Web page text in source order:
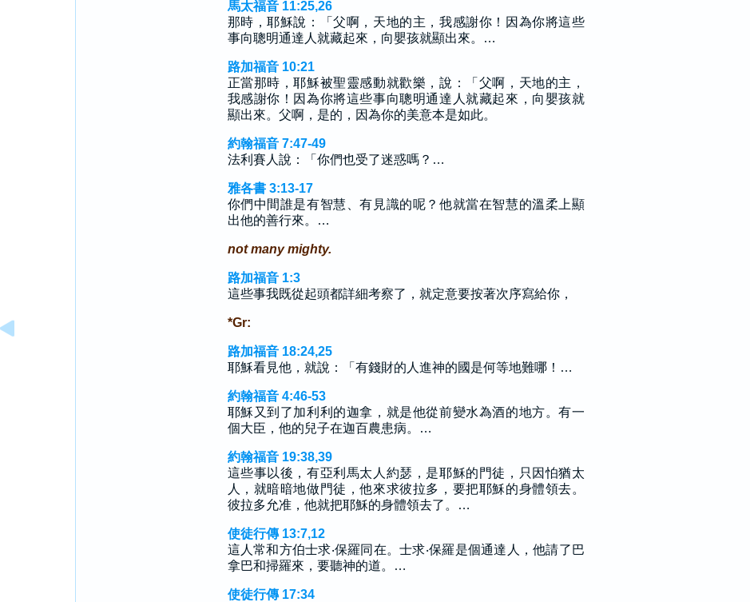
馬太福音 11:25,26
那時，耶穌說：「父啊，天地的主，我感謝你！因為你將這些
事向聰明通達人就藏起來，向嬰孩就顯出來。…
路加福音 10:21
正當那時，耶穌被聖靈感動就歡樂，說：「父啊，天地的主，
我感謝你！因為你將這些事向聰明通達人就藏起來，向嬰孩就
顯出來。父啊，是的，因為你的美意本是如此。
約翰福音 7:47-49
法利賽人說：「你們也受了迷惑嗎？…
雅各書 3:13-17
你們中間誰是有智慧、有見識的呢？他就當在智慧的溫柔上顯
出他的善行來。…
not many mighty.
路加福音 1:3
這些事我既從起頭都詳細考察了，就定意要按著次序寫給你，
*Gr:
路加福音 18:24,25
耶穌看見他，就說：「有錢財的人進神的國是何等地難哪！…
約翰福音 4:46-53
耶穌又到了加利利的迦拿，就是他從前變水為酒的地方。有一
個大臣，他的兒子在迦百農患病。…
約翰福音 19:38,39
這些事以後，有亞利馬太人約瑟，是耶穌的門徒，只因怕猶太
人，就暗暗地做門徒，他來求彼拉多，要把耶穌的身體領去。
彼拉多允准，他就把耶穌的身體領去了。…
使徒行傳 13:7,12
這人常和方伯士求‧保羅同在。士求‧保羅是個通達人，他請了巴
拿巴和掃羅來，要聽神的道。…
使徒行傳 17:34